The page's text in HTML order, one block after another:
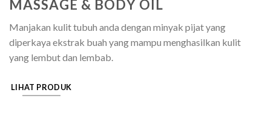
MASSAGE & BODY OIL
Manjakan kulit tubuh anda dengan minyak pijat yang
diperkaya ekstrak buah yang mampu menghasilkan kulit
yang lembut dan lembab.
LIHAT PRODUK